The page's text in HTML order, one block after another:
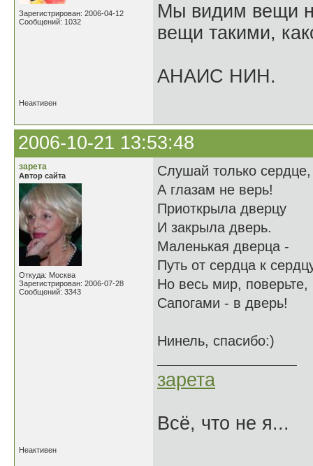
Зарегистрирован: 2006-04-12
Сообщений: 1032
Мы видим вещи
вещи такими,
АНАИС НИН.
Неактивен
2006-10-21 13:53:48
зарета
Автор сайта
Откуда: Москва
Зарегистрирован: 2006-07-28
Сообщений: 3343
Слушай только сердце,
А глазам не верь!
Приоткрыла дверцу
И закрыла дверь.
Маленькая дверца -
Путь от сердца к
Но весь мир, поверьте,
Сапогами - в дверь!
Нинель, спасибо:)
зарета
Всё, что не я...
Неактивен